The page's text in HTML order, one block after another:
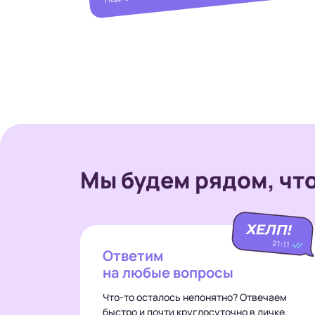
Мы будем рядом,
Ответим
на любые вопросы
Что-то осталось непонятно? Отвечаем
быстро и почти круглосуточно в личке.